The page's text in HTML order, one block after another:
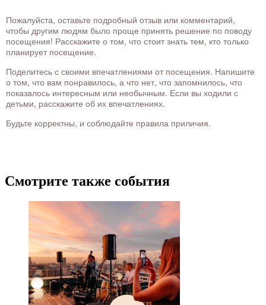
Пожалуйста, оставьте подробный отзыв или комментарий,
чтобы другим людям было проще принять решение по поводу
посещения! Расскажите о том, что стоит знать тем, кто только
планирует посещение.
Поделитесь с своими впечатлениями от посещения. Напишите
о том, что вам понравилось, а что нет, что запомнилось, что
показалось интересным или необычным. Если вы ходили с
детьми, расскажите об их впечатлениях.
Будьте корректны, и соблюдайте правила приличия.
Смотрите также события